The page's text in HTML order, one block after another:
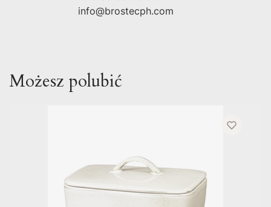
info@brostecph.com
Możesz polubić